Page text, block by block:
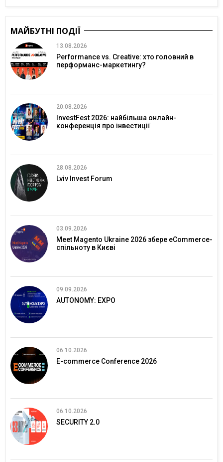
МАЙБУТНІ ПОДІЇ
13.08.2026
Performance vs. Creative: хто головний в
перформанс-маркетингу?
20.08.2026
InvestFest 2026: найбільша онлайн-
конференція про інвестиції
28.08.2026
Lviv Invest Forum
03.09.2026
Meet Magento Ukraine 2026 збере eCommerce-
спільноту в Києві
09.09.2026
AUTONOMY: EXPO
06.10.2026
E-commerce Conference 2026
06.10.2026
SECURITY 2.0